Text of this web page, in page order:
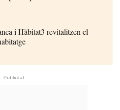
i Hàbitat3 revitalitzen el
- Publicitat -